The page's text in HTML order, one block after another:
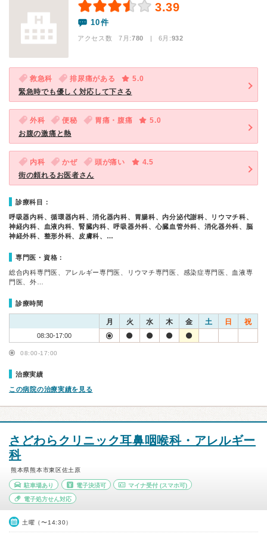
3.39
10件
アクセス数 7月:780 | 6月:932
救急科 排尿痛がある
5.0
緊急時でも優しく対応して下さる
外科 便秘 胃痛・腹痛
5.0
お腹の激痛と熱
内科 かぜ 頭が痛い
4.5
街の頼れるお医者さん
診療科目：
呼吸器内科、循環器内科、消化器内科、胃腸科、内分泌代謝科、リウマチ科、
神経内科、血液内科、腎臓内科、呼吸器外科、心臓血管外科、消化器外科、脳
神経外科、整形外科、皮膚科、…
専門医・資格：
総合内科専門医、アレルギー専門医、リウマチ専門医、感染症専門医、血液専
門医、外…
診療時間
月 火 水 木 金 土 日 祝
08:30-17:00
08:00-17:00
治療実績
この病院の治療実績を見る
さどわらクリニック耳鼻咽喉科・アレルギー
科
熊本県熊本市東区佐土原
駐車場あり 電子決済可 マイナ受付 (スマホ可)
電子処方せん対応
土曜（〜14:30）